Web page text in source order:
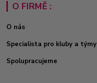
O FIRMĚ :
O nás
Specialista pro kluby a týmy
Spolupracujeme